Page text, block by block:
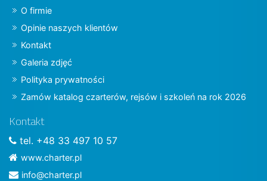
O firmie
Opinie naszych klientów
Kontakt
Galeria zdjęć
Polityka prywatności
Zamów katalog czarterów, rejsów i szkoleń na rok 2026
Kontakt
tel. +48 33 497 10 57
www.charter.pl
info@charter.pl